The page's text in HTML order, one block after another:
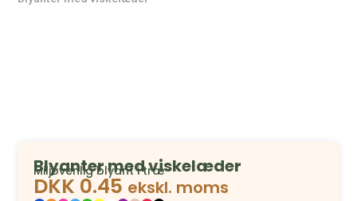
Blyanter med viskelæder
Miljøvenlig blyant i træ
DKK 0.45 ekskl. moms